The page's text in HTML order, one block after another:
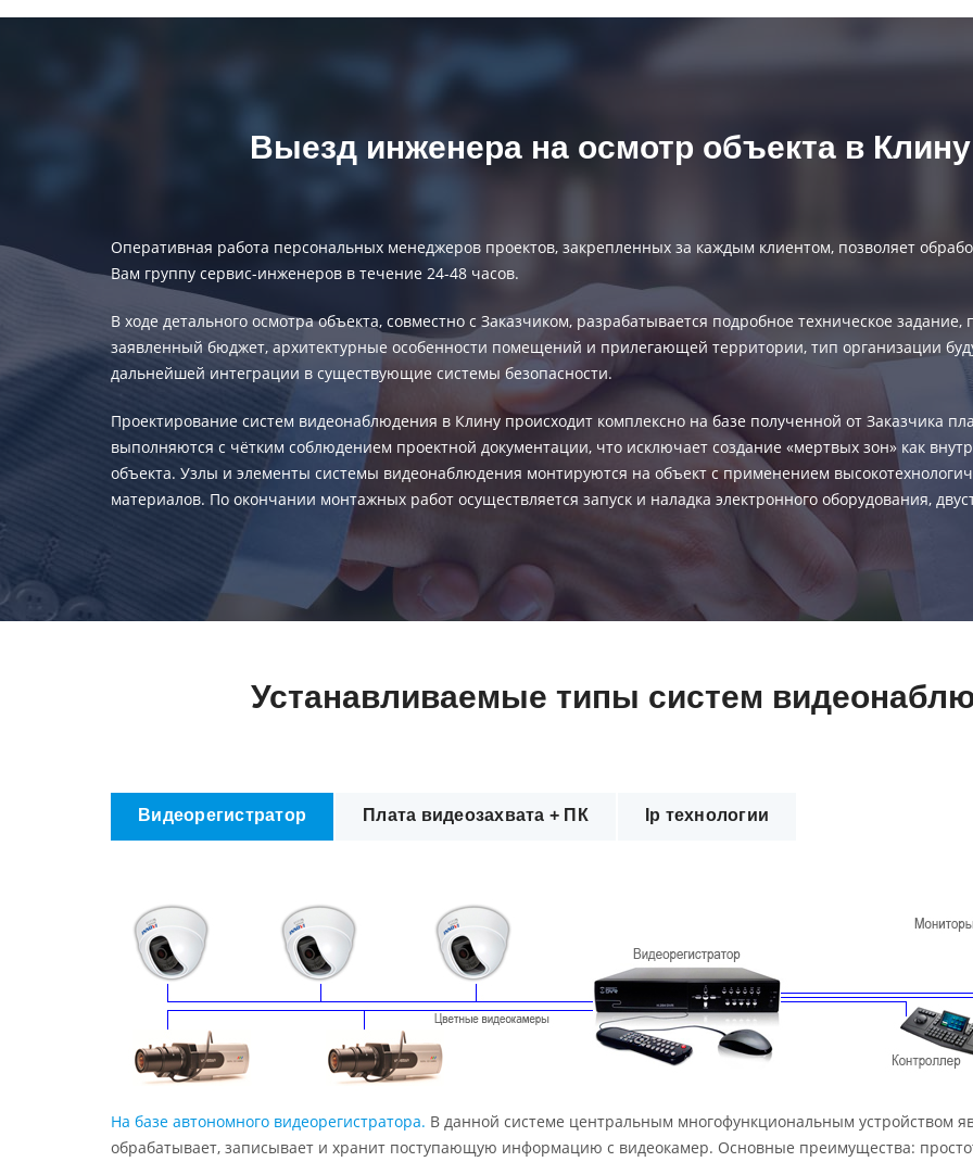
Выезд инженера на осмотр объекта в Клину
Оперативная работа персональных менеджеров проектов, закрепленных за каждым клиентом, позволяет
Вам группу сервис-инженеров в течение 24-48 часов.
В ходе детального осмотра объекта, совместно с Заказчиком, разрабатывается подробное техническое
заявленный бюджет, архитектурные особенности помещений и прилегающей территории, тип организации
дальнейшей интеграции в существующие системы безопасности.
Проектирование систем видеонаблюдения в Клину происходит комплексно на базе полученной от Заказчика
выполняются с чётким соблюдением проектной документации, что исключает создание «мертвых зон» как
объекта. Узлы и элементы системы видеонаблюдения монтируются на объект с применением
материалов. По окончании монтажных работ осуществляется запуск и наладка электронного оборудования,
Устанавливаемые типы систем
Видеорегистратор Плата видеозахвата + ПК Ip технологии
На базе автономного видеорегистратора. В данной системе центральным многофункциональным устройством
обрабатывает, записывает и хранит поступающую информацию с видеокамер. Основные преимущества: